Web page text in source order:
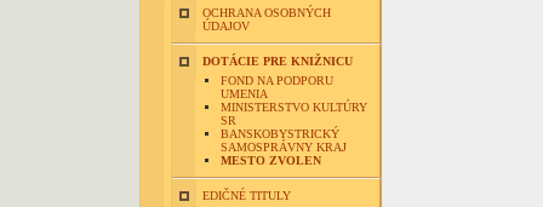
OCHRANA OSOBNÝCH
ÚDAJOV
DOTÁCIE PRE KNIŽNICU
FOND NA PODPORU
UMENIA
MINISTERSTVO KULTÚRY
SR
BANSKOBYSTRICKÝ
SAMOSPRÁVNY KRAJ
MESTO ZVOLEN
EDIČNÉ TITULY